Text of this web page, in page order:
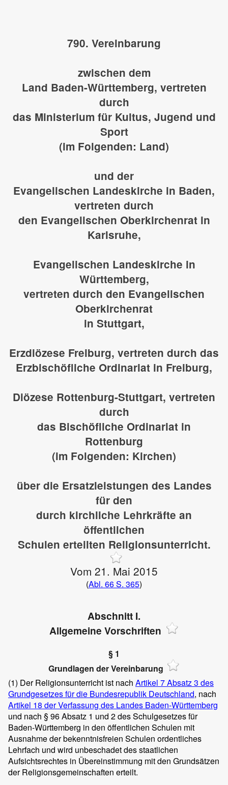
790. Vereinbarung
zwischen dem
Land Baden-Württemberg, vertreten
durch
das Ministerium für Kultus, Jugend und
Sport
(im Folgenden: Land)
und der
Evangelischen Landeskirche in Baden,
vertreten durch
den Evangelischen Oberkirchenrat in
Karlsruhe,
Evangelischen Landeskirche in
Württemberg,
vertreten durch den Evangelischen
Oberkirchenrat
in Stuttgart,
Erzdiözese Freiburg, vertreten durch das
Erzbischöfliche Ordinariat in Freiburg,
Diözese Rottenburg-Stuttgart, vertreten
durch
das Bischöfliche Ordinariat in
Rottenburg
(im Folgenden: Kirchen)
über die Ersatzleistungen des Landes
für den
durch kirchliche Lehrkräfte an
öffentlichen
Schulen erteilten Religionsunterricht.
Vom 21. Mai 2015
(Abl. 66 S. 365)
Abschnitt I.
Allgemeine Vorschriften
§ 1
Grundlagen der Vereinbarung
(1) Der Religionsunterricht ist nach Artikel 7 Absatz 3 des
Grundgesetzes für die Bundesrepublik Deutschland, nach
Artikel 18 der Verfassung des Landes Baden-Württemberg
und nach § 96 Absatz 1 und 2 des Schulgesetzes für
Baden-Württemberg in den öffentlichen Schulen mit
Ausnahme der bekenntnisfreien Schulen ordentliches
Lehrfach und wird unbeschadet des staatlichen
Aufsichtsrechtes in Übereinstimmung mit den Grundsätzen
der Religionsgemeinschaften erteilt.